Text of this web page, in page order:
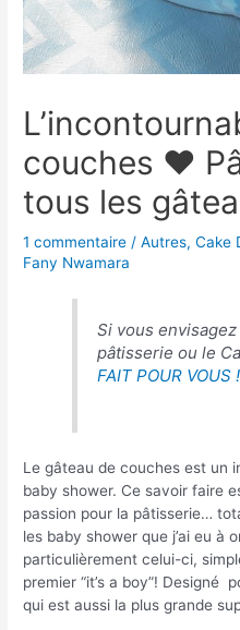
couches ♥
tous les
1 commentaire /Autres,Cake
Fany Nwamara
Si vous
pâtisserie ou le
FAIT POUR VOUS !
Le gâteau de couches est un
baby shower. Ce savoir faire
passion pour la pâtisserie…
les baby shower que j’ai eu à
particulièrement celui-ci,
premier “it’s a boy”! Designé
qui est aussi la plus grande